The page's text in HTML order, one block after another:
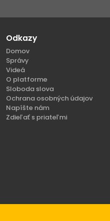
Odkazy
Domov
Správy
Videá
O platforme
Sloboda slova
Ochrana osobných údajov
Napíšte nám
Zdieľať s priateľmi